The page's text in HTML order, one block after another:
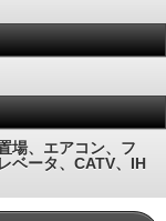
場、エアコン、フ
ベータ、CATV、IH